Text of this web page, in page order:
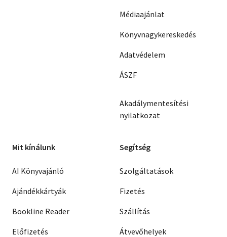
Médiaajánlat
Könyvnagykereskedés
Adatvédelem
ÁSZF
Akadálymentesítési
nyilatkozat
Mit kínálunk
AI Könyvajánló
Ajándékkártyák
Bookline Reader
Előfizetés
Segítség
Szolgáltatások
Fizetés
Szállítás
Átvevőhelyek